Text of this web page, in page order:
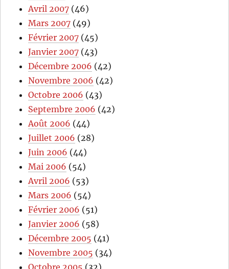
Avril 2007 (46)
Mars 2007 (49)
Février 2007 (45)
Janvier 2007 (43)
Décembre 2006 (42)
Novembre 2006 (42)
Octobre 2006 (43)
Septembre 2006 (42)
Août 2006 (44)
Juillet 2006 (28)
Juin 2006 (44)
Mai 2006 (54)
Avril 2006 (53)
Mars 2006 (54)
Février 2006 (51)
Janvier 2006 (58)
Décembre 2005 (41)
Novembre 2005 (34)
Octobre 2005 (32)